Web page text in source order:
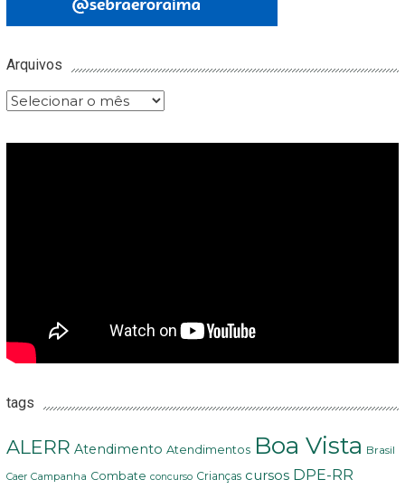
Arquivos
Arquivos
tags
ALERR Atendimento Atendimentos Boa Vista Brasil
Caer Campanha Combate concurso Crianças cursos DPE-RR